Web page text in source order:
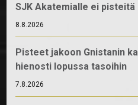
SJK Akatemialle ei
8.8.2026
Pisteet jakoon Gnistanin
hienosti lopussa tasoihin
7.8.2026